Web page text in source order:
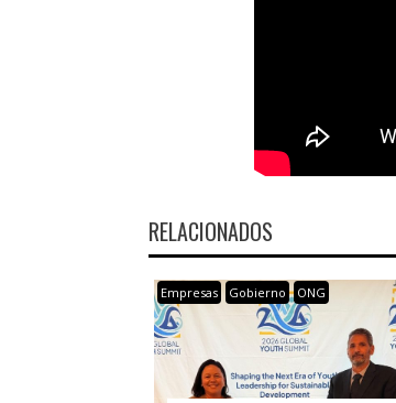
RELACIONADOS
Empresas Gobierno ONG